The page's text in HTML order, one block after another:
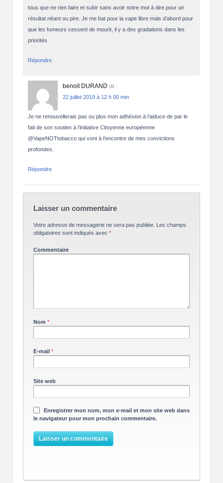
tous que ne rien faire et subir sans avoir notre mot à dire pour un
résultat néant ou pire. Je me bat pour la vape libre mais d’abord pour
que les fumeurs cessent de mourir, il y a des gradations dans les
priorités
Répondre
benoit DURAND dit :
22 juillet 2019 à 12 h 00 min
Je ne renouvellerais pas ou plus mon adhésion à l’aiduce de par le
fait de son soutien à l’initiative Citoyenne européenne
@VapeNOTtobacco qui vont à l’encontre de mes convictions
profondes.
Répondre
Laisser un commentaire
Votre adresse de messagerie ne sera pas publiée. Les champs
obligatoires sont indiqués avec *
Commentaire
Nom *
E-mail *
Site web
Enregistrer mon nom, mon e-mail et mon site web dans
le navigateur pour mon prochain commentaire.